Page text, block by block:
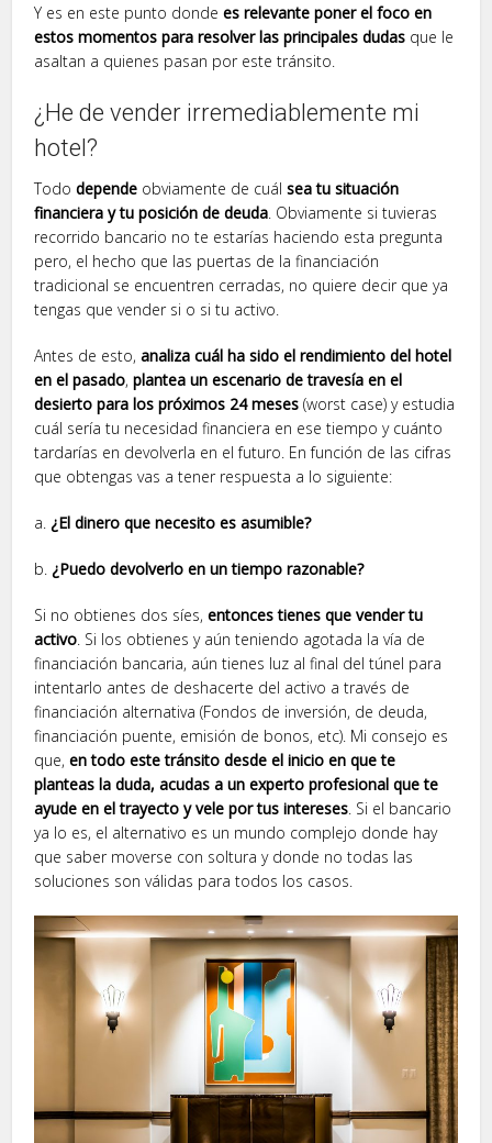
Y es en este punto dondees relevante poner el foco en
estos momentos para resolver las principales dudas que le
asaltan a quienes pasan por este tránsito.
¿He de vender irremediablemente mi
hotel?
Tododepende obviamente de cuálsea tu situación
financiera y tu posición de deuda . Obviamente si tuvieras
recorrido bancario no te estarías haciendo esta pregunta
pero, el hecho que las puertas de la financiación
tradicional se encuentren cerradas, no quiere decir que ya
tengas que vender si o si tu activo.
Antes de esto,analiza cuál ha sido el rendimiento del hotel
en el pasado,plantea un escenario de travesía en el
desierto para los próximos 24 meses (worst case) y estudia
cuál sería tu necesidad financiera en ese tiempo y cuánto
tardarías en devolverla en el futuro. En función de las cifras
que obtengas vas a tener respuesta a lo siguiente:
a. ¿El dinero que necesito es asumible?
b. ¿Puedo devolverlo en un tiempo razonable?
Si no obtienes dos síes,entonces tienes que vender tu
activo . Si los obtienes y aún teniendo agotada la vía de
financiación bancaria, aún tienes luz al final del túnel para
intentarlo antes de deshacerte del activo a través de
financiación alternativa (Fondos de inversión, de deuda,
financiación puente, emisión de bonos, etc). Mi consejo es
que,en todo este tránsito desde el inicio en que te
planteas la duda, acudas a un experto profesional que te
ayude en el trayecto y vele por tus intereses . Si el bancario
ya lo es, el alternativo es un mundo complejo donde hay
que saber moverse con soltura y donde no todas las
soluciones son válidas para todos los casos.